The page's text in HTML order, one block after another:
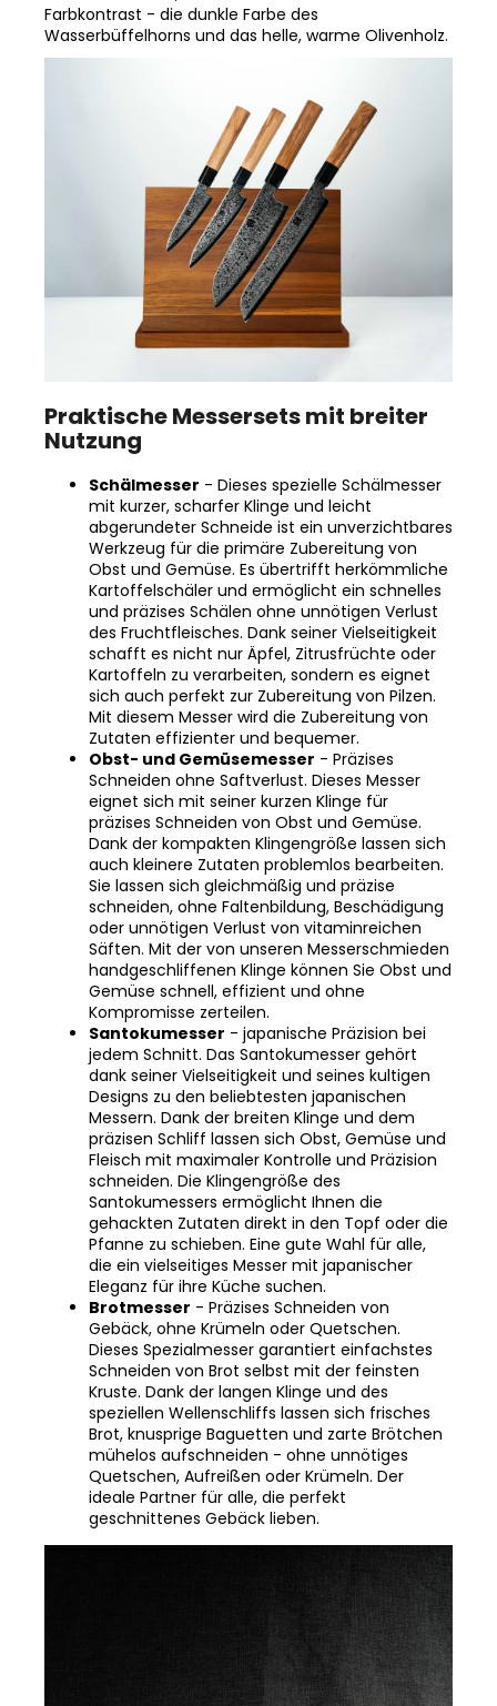
Wasserbüffelhorns und das helle, warme Olivenholz.
Praktische Messersets mit breiter
Nutzung
Schälmesser
mit kurzer, scharfer Klinge und leicht
abgerundeter Schneide ist ein unverzichtbares
Werkzeug für die primäre Zubereitung von
Obst und Gemüse. Es übertrifft herkömmliche
Kartoffelschäler und ermöglicht ein schnelles
und präzises Schälen ohne unnötigen Verlust
des Fruchtfleisches. Dank seiner Vielseitigkeit
schafft es nicht nur Äpfel, Zitrusfrüchte oder
Kartoffeln zu verarbeiten, sondern es eignet
sich auch perfekt zur Zubereitung von Pilzen.
Mit diesem Messer wird die Zubereitung von
Zutaten effizienter und bequemer.
Obst- und Gemüsemesser- Präzises
Schneiden ohne Saftverlust. Dieses Messer
eignet sich mit seiner kurzen Klinge für
präzises Schneiden von Obst und Gemüse.
Dank der kompakten Klingengröße lassen sich
auch kleinere Zutaten problemlos bearbeiten.
Sie lassen sich gleichmäßig und präzise
schneiden, ohne Faltenbildung, Beschädigung
oder unnötigen Verlust von vitaminreichen
Säften. Mit der von unseren Messerschmieden
handgeschliffenen Klinge können Sie Obst und
Gemüse schnell, effizient und ohne
Kompromisse zerteilen.
Santokumesser- japanische Präzision bei
jedem Schnitt. Das Santokumesser gehört
dank seiner Vielseitigkeit und seines kultigen
Designs zu den beliebtesten japanischen
Messern. Dank der breiten Klinge und dem
präzisen Schliff lassen sich Obst, Gemüse und
Fleisch mit maximaler Kontrolle und Präzision
schneiden. Die Klingengröße des
Santokumessers ermöglicht Ihnen die
gehackten Zutaten direkt in den Topf oder die
Pfanne zu schieben. Eine gute Wahl für alle,
die ein vielseitiges Messer mit japanischer
Eleganz für ihre Küche suchen.
Brotmesser- Präzises Schneiden von
Gebäck, ohne Krümeln oder Quetschen.
Dieses Spezialmesser garantiert einfachstes
Schneiden von Brot selbst mit der feinsten
Kruste. Dank der langen Klinge und des
speziellen Wellenschliffs lassen sich frisches
Brot, knusprige Baguetten und zarte Brötchen
mühelos aufschneiden - ohne unnötiges
Quetschen, Aufreißen oder Krümeln. Der
ideale Partner für alle, die perfekt
geschnittenes Gebäck lieben.